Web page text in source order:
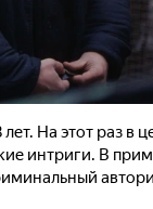
На этот раз в
интриги. В